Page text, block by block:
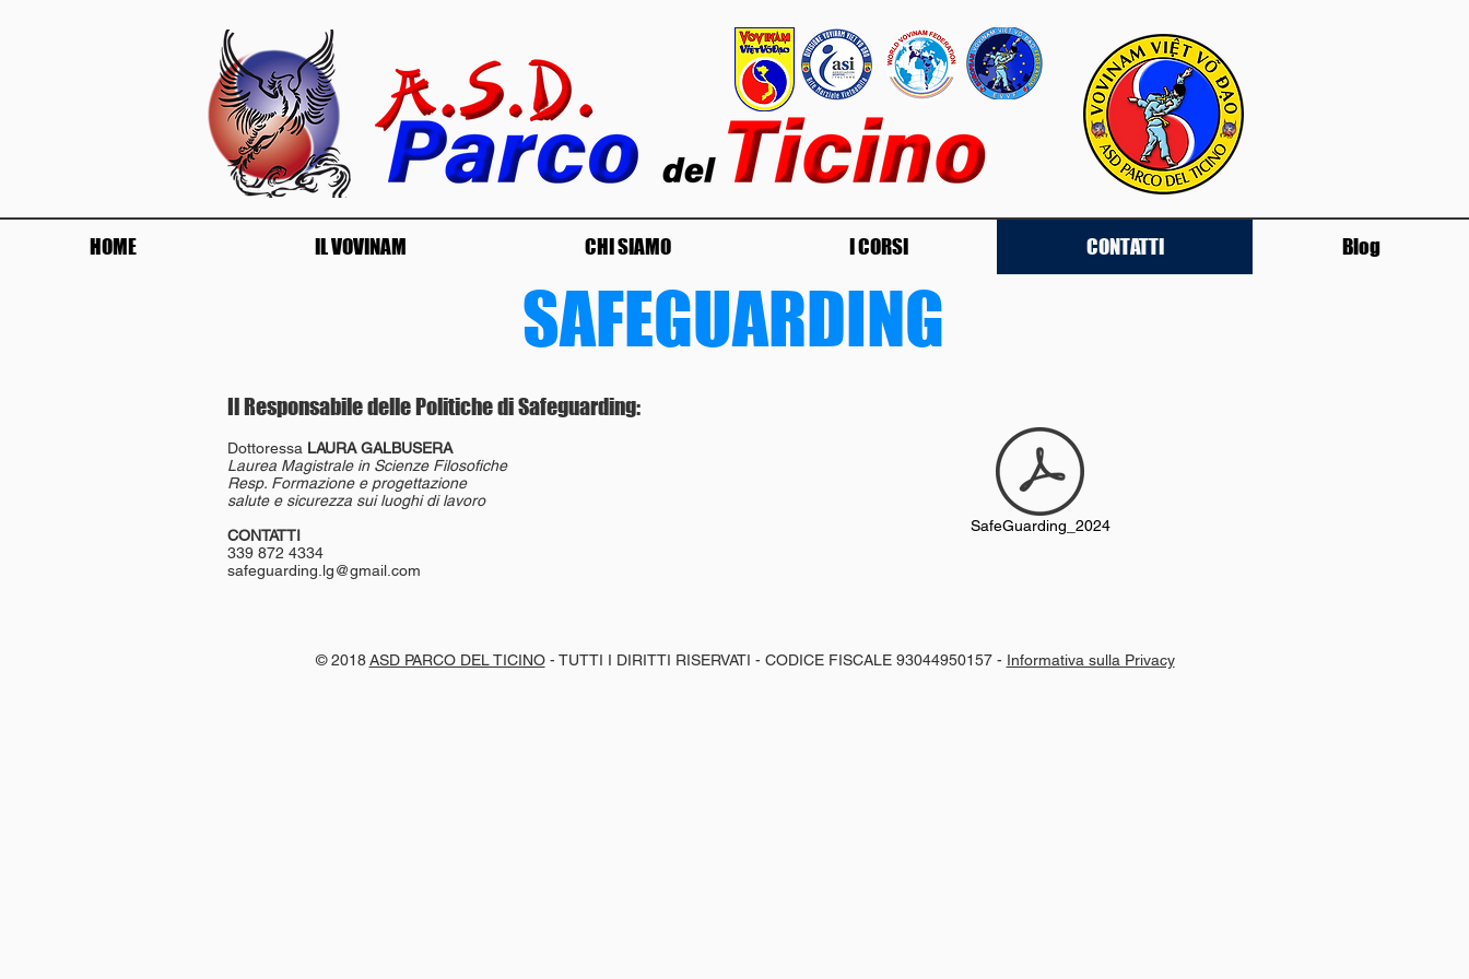
HOME IL VOVINAM CHI SIAMO I CORSI CONTATTI Blog
SAFEGUARDING
Il Responsabile delle Politiche di Safeguarding:
Dottoressa LAURA GALBUSERA
Laurea Magistrale in Scienze Filosofiche
Resp. Formazione e progettazione
salute e sicurezza sui luoghi di lavoro
CONTATTI
339 872 4334
safeguarding.lg@gmail.com
SafeGuarding_2024
© 2018ASD PARCO DEL TICINO- TUTTI I DIRITTI RISERVATI - CODICE FISCALE 93044950157 - Informativa sulla Privacy